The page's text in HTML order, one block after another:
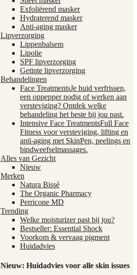
Exfoliërend masker
Hydraterend masker
Anti-aging masker
Lipverzorging
Lippenbalsem
Lipolie
SPF lipverzorging
Getinte lipverzorging
Behandelingen
Face TreatmentsJe huid verfrissen,
een oppepper nodig of werken aan
versteviging? Ontdek welke
behandeling het beste bij jou past.
Intensive Face TreatmentsFull Face
Fitness voor versteviging, lifting en
anti-aging met SkinPen, peelings en
bindweefselmassages.
Alles van Gezicht
Nieuw
Merken
Natura Bissé
The Organic Pharmacy
Perricone MD
Trending
Welke moisturizer past bij jou?
Bestseller: Essential Shock
Voorkom & vervaag pigment
Huidadvies
Nieuw: Huidadvies voor alle skin issues